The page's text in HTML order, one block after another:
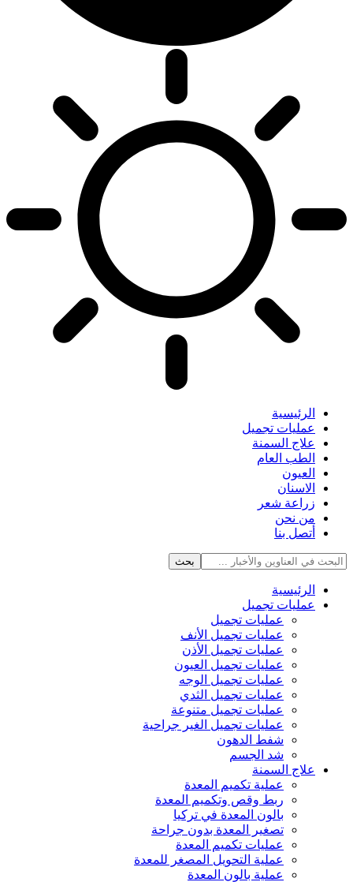
الرئيسية
عمليات تجميل
علاج السمنة
الطب العام
العيون
الاسنان
زراعة شعر
من نحن
أتصل بنا
الرئيسية
عمليات تجميل
عمليات تجميل
عمليات تجميل الأنف
عمليات تجميل الأذن
عمليات تجميل العيون
عمليات تجميل الوجه
عمليات تجميل الثدي
عمليات تجميل متنوعة
عمليات تجميل الغير جراحية
شفط الدهون
شد الجسم
علاج السمنة
عملية تكميم المعدة
ربط وقص وتكميم المعدة
بالون المعدة في تركيا
تصغير المعدة بدون جراحة
عمليات تكميم المعدة
عملية التحويل المصغر للمعدة
عملية بالون المعدة